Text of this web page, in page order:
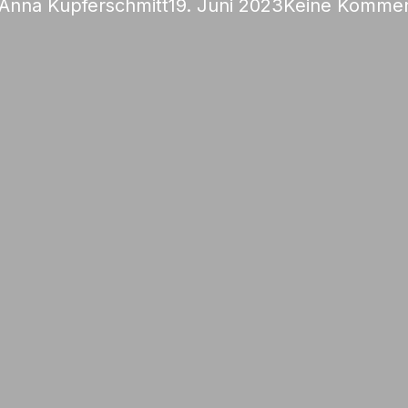
Kupferschmitt19. Juni 2023 Keine